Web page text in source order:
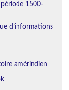
1500-
d’informations
amérindien